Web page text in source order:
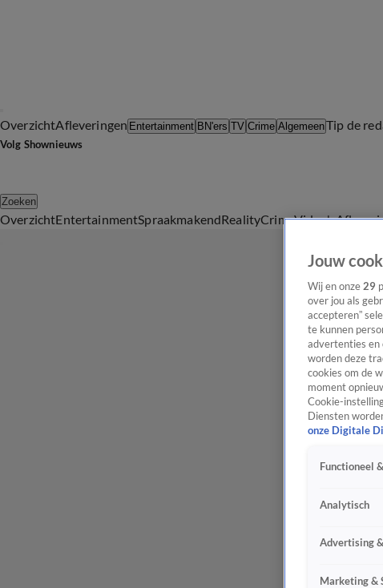
OverzichtAfleveringen Entertainment BN'ers TV Crime AlgemeenTip de
Volg Shownieuws
Zoeken
OverzichtEntertainmentSpraakmakendRealityCrimeVideo's
Jouw
Wij en onze 29
over jou als
accepteren”
te kunnen
advertenties en
worden deze
cookies om de
moment
Cookie-
Diensten
onze Digitale
Functioneel
Analytisch
Advertising
Marketing &